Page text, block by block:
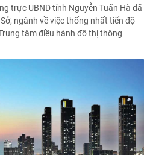
trực UBND tỉnh Nguyễn Tuấn Hà đã
ngành về việc thống nhất tiến độ
tâm điều hành đô thị thông